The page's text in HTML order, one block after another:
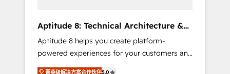
synchronisation API, audit et maintenance) ➤
La création de sites internet de conversion
qui transforment les visiteurs en
opportunités d'affaires ➤ La mise en place
Aptitude 8: Technical Architecture &
Deployment
Aptitude 8 helps you create platform-
powered experiences for your customers and
teams. We build multi-hub solutions and
菁英级解决方案合作伙伴5.0